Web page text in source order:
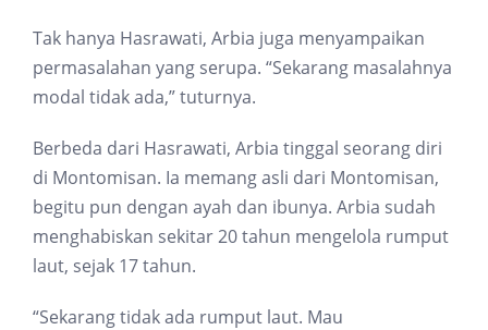
Tak hanya Hasrawati, Arbia juga menyampaikan
permasalahan yang serupa. “Sekarang masalahnya
modal tidak ada,” tuturnya.
Berbeda dari Hasrawati, Arbia tinggal seorang diri
di Montomisan. Ia memang asli dari Montomisan,
begitu pun dengan ayah dan ibunya. Arbia sudah
menghabiskan sekitar 20 tahun mengelola rumput
laut, sejak 17 tahun.
“Sekarang tidak ada rumput laut. Mau